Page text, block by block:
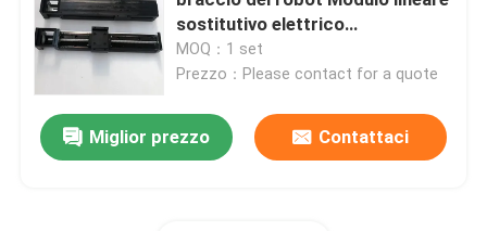
Ferrovia di guida lineare
binari di guida lineari
sostitutivo elettrico
all'avanguardia
MOQ：1 set
Prezzo：Please contact for a quote
Miglior prezzo Contattaci